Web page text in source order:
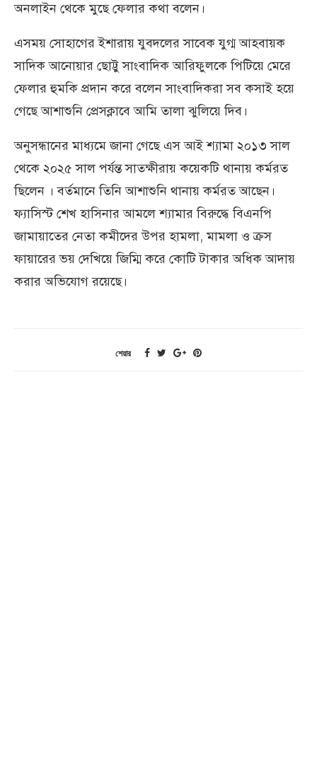
অনলাইন থেকে মুছে ফেলার কথা বলেন।
এসময় সোহাগের ইশারায় যুবদলের সাবেক যুগ্ম আহবায়ক
সাদিক আনোয়ার ছোট্টু সাংবাদিক আরিফুলকে পিটিয়ে মেরে
ফেলার হুমকি প্রদান করে বলেন সাংবাদিকরা সব কসাই হয়ে
গেছে আশাশুনি প্রেসক্লাবে আমি তালা ঝুলিয়ে দিব।
অনুসন্ধানের মাধ্যমে জানা গেছে এস আই শ্যামা ২০১৩ সাল
থেকে ২০২৫ সাল পর্যন্ত সাতক্ষীরায় কয়েকটি থানায় কর্মরত
ছিলেন । বর্তমানে তিনি আশাশুনি থানায় কর্মরত আছেন।
ফ্যাসিস্ট শেখ হাসিনার আমলে শ্যামার বিরুদ্ধে বিএনপি
জামায়াতের নেতা কমীদের উপর হামলা, মামলা ও ক্রস
ফায়ারের ভয় দেখিয়ে জিম্মি করে কোটি টাকার অধিক আদায়
করার অভিযোগ রয়েছে।
শেয়ার